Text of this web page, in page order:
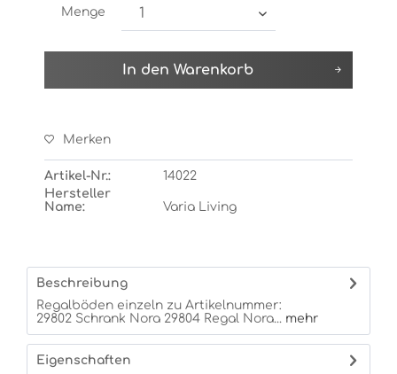
Menge
In den Warenkorb
Merken
Artikel-Nr.:
14022
Hersteller
Name:
Varia Living
Beschreibung
Regalböden einzeln zu Artikelnummer:
29802 Schrank Nora 29804 Regal Nora... mehr
Eigenschaften